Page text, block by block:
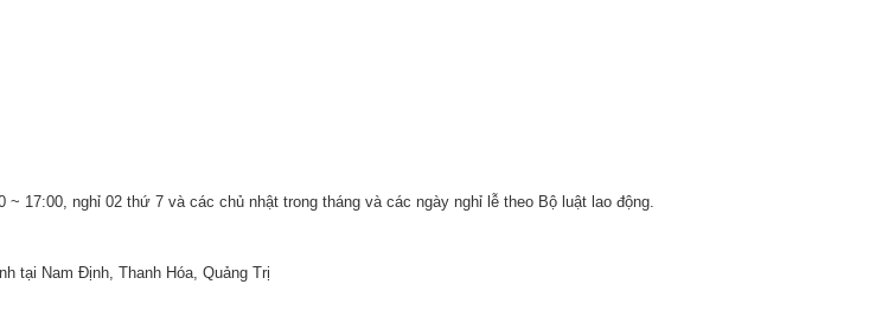
17:00, nghỉ 02 thứ 7 và các chủ nhật trong tháng và các ngày nghỉ lễ theo Bộ luật lao động.
tại Nam Định, Thanh Hóa, Quảng Trị